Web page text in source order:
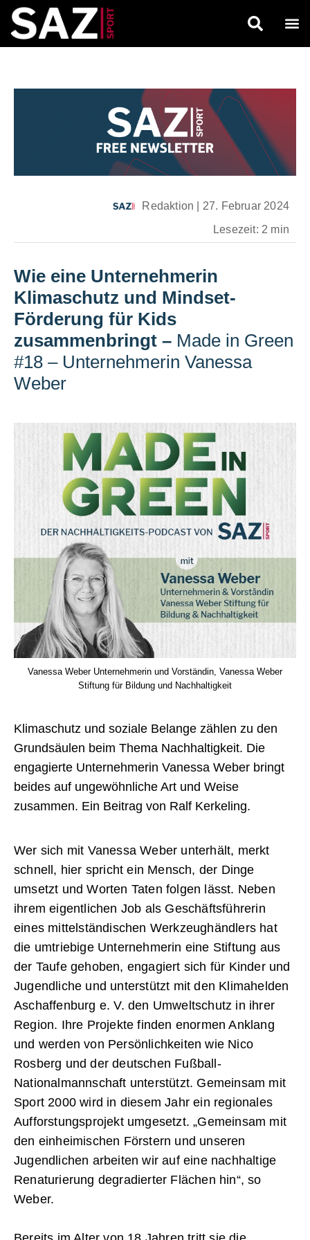
Redaktion
27. Februar 2024
Lesezeit: 2 min
Wie eine Unternehmerin
Klimaschutz und Mindset-
Förderung für Kids
zusammenbringt – Made in Green
#18 – Unternehmerin Vanessa
Weber
Vanessa Weber Unternehmerin und Vorständin, Vanessa Weber
Stiftung für Bildung und Nachhaltigkeit
Klimaschutz und soziale Belange zählen zu den
Grundsäulen beim Thema Nachhaltigkeit. Die
engagierte Unternehmerin Vanessa Weber bringt
beides auf ungewöhnliche Art und Weise
zusammen. Ein Beitrag von Ralf Kerkeling.
Wer sich mit Vanessa Weber unterhält, merkt
schnell, hier spricht ein Mensch, der Dinge
umsetzt und Worten Taten folgen lässt. Neben
ihrem eigentlichen Job als Geschäftsführerin
eines mittelständischen Werkzeughändlers hat
die umtriebige Unternehmerin eine Stiftung aus
der Taufe gehoben, engagiert sich für Kinder und
Jugendliche und unterstützt mit den Klimahelden
Aschaffenburg e. V. den Umweltschutz in ihrer
Region. Ihre Projekte finden enormen Anklang
und werden von Persönlichkeiten wie Nico
Rosberg und der deutschen Fußball-
Nationalmannschaft unterstützt. Gemeinsam mit
Sport 2000 wird in diesem Jahr ein regionales
Aufforstungsprojekt umgesetzt. „Gemeinsam mit
den einheimischen Förstern und unseren
Jugendlichen arbeiten wir auf eine nachhaltige
Renaturierung degradierter Flächen hin“, so
Weber.